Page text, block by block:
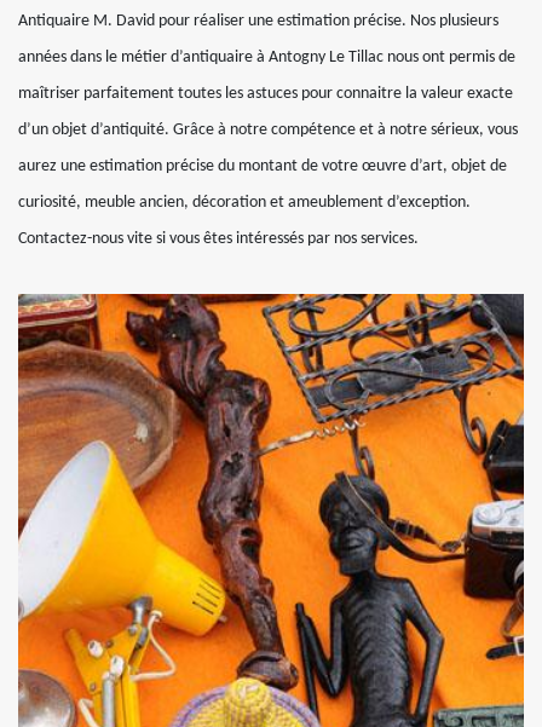
Antiquaire M. David pour réaliser une estimation précise. Nos plusieurs
années dans le métier d’antiquaire à Antogny Le Tillac nous ont permis de
maîtriser parfaitement toutes les astuces pour connaitre la valeur exacte
d’un objet d’antiquité. Grâce à notre compétence et à notre sérieux, vous
aurez une estimation précise du montant de votre œuvre d’art, objet de
curiosité, meuble ancien, décoration et ameublement d’exception.
Contactez-nous vite si vous êtes intéressés par nos services.